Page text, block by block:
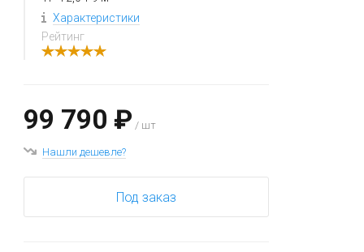
Характеристики
Рейтинг
99 790 ₽ / шт
Нашли дешевле?
Под заказ